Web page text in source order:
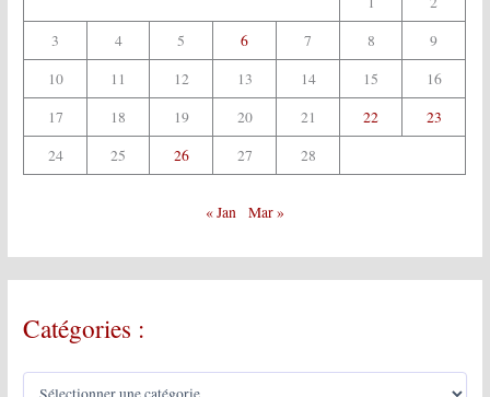
3
4 5 6 7 8
9
10
11 12 13 14 15
16
17
18 19 20 21 22
23
24
25 26 27 28
« Jan Mar »
Catégories :